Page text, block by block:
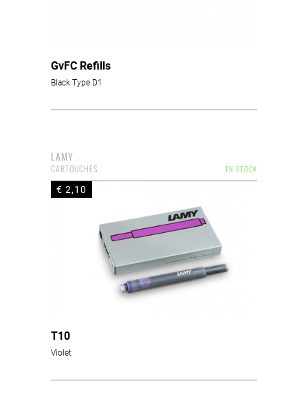
GvFC Refills
Black Type D1
LAMY
EN STOCK
CARTOUCHES
€ 2,10
T10
Violet